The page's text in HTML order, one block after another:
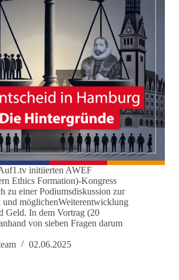
initiierten AWEF
Ethics Formation)-Kongress
zu einer Podiumsdiskussion zur
möglichenWeiterentwicklung
Geld. In dem Vortrag (20
von sieben Fragen darum
02.06.2025